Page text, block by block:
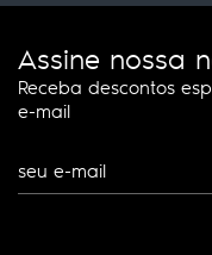
Assine nossa
Receba descontos
e-mail